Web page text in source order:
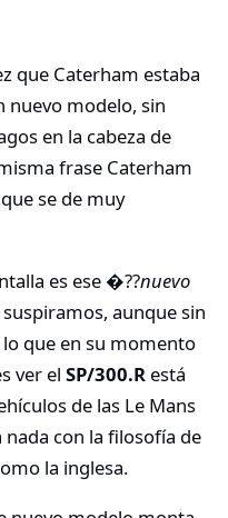
que Caterham estaba
nuevo modelo, sin
en la cabeza de
frase Caterham
se de muy
es ese �??nuevo
aunque sin
lo que en su momento
ver el SP/300.R está
de las Le Mans
nada con la filosofía de
la inglesa.